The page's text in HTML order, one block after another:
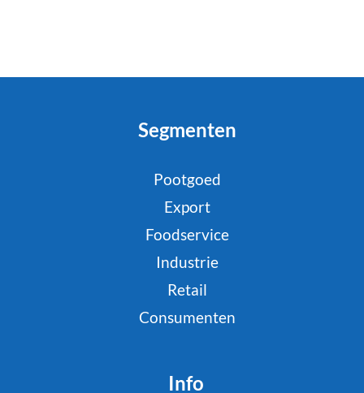
Segmenten
Pootgoed
Export
Foodservice
Industrie
Retail
Consumenten
Info